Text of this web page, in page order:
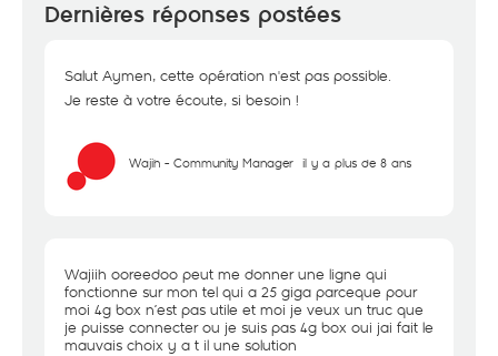
Dernières réponses postées
Salut Aymen, cette opération n'est pas possible.
Je reste à votre écoute, si besoin !
Wajih - Community Manager il y a plus de 8 ans
Wajiih ooreedoo peut me donner une ligne qui
fonctionne sur mon tel qui a 25 giga parceque pour
moi 4g box n’est pas utile et moi je veux un truc que
je puisse connecter ou je suis pas 4g box oui jai fait le
mauvais choix y a t il une solution